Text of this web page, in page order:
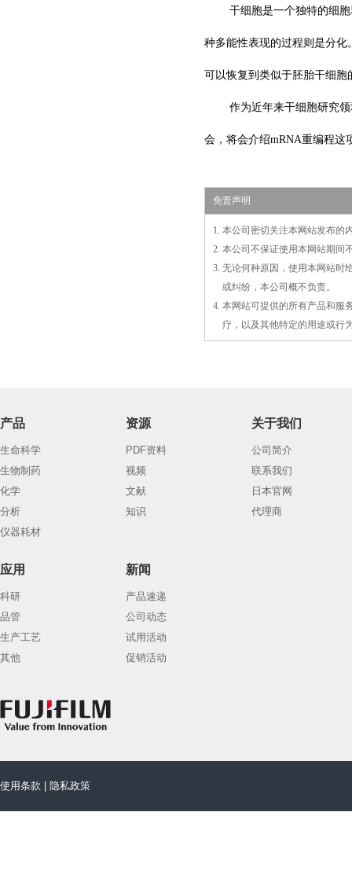
干细胞是一个独特的细
种多能性表现的过程则是分化
可以恢复到类似于胚胎干细胞
作为近年来干细胞研究
会，将会介绍mRNA重编程这
免责声明
1. 本公司密切关注本网站发布的
2. 本公司不保证使用本网站期间
3. 无论何种原因，使用本网站时
或纠纷，本公司概不负责。
4. 本网站可提供的所有产品和服
疗，以及其他特定的用途或行
产品
生命科学
生物制药
化学
分析
仪器耗材
资源
PDF资料
视频
文献
知识
关于我们
公司简介
联系我们
日本官网
代理商
应用
科研
品管
生产工艺
其他
新闻
产品速递
公司动态
试用活动
促销活动
使用条款 隐私政策